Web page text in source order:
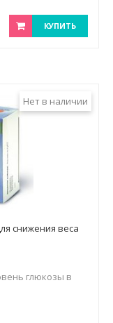
КУПИТЬ
Нет в наличии
снижения веса
глюкозы в